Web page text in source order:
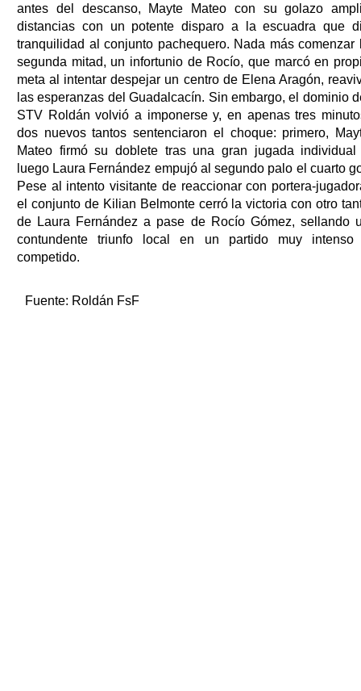
antes del descanso, Mayte Mateo con su golazo
distancias con un potente disparo a la escuadra que
tranquilidad al conjunto pachequero. Nada más comenzar
segunda mitad, un infortunio de Rocío, que marcó en
meta al intentar despejar un centro de Elena Aragón,
las esperanzas del Guadalcacín. Sin embargo, el dominio
STV Roldán volvió a imponerse y, en apenas tres
dos nuevos tantos sentenciaron el choque: primero,
Mateo firmó su doblete tras una gran jugada
luego Laura Fernández empujó al segundo palo el cuarto
Pese al intento visitante de reaccionar con portera-
el conjunto de Kilian Belmonte cerró la victoria con otro
de Laura Fernández a pase de Rocío Gómez, sellando
contundente triunfo local en un partido muy intenso
competido.
Fuente: Roldán FsF